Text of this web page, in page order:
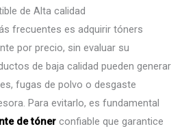
de Alta calidad
frecuentes es adquirir tóners
por precio, sin evaluar su
de baja calidad pueden generar
fugas de polvo o desgaste
Para evitarlo, es fundamental
de tóner confiable que garantice